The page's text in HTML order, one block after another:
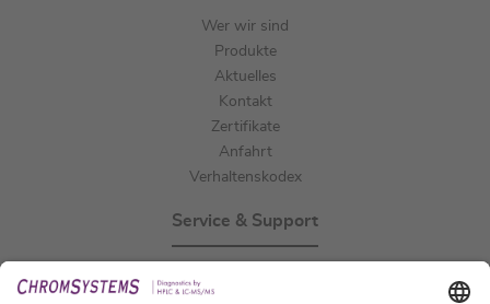
Wer wir sind
Produkte
Aktuelles
Kontakt
Zertifikate
Anfahrt
Verhaltenskodex
Service & Support